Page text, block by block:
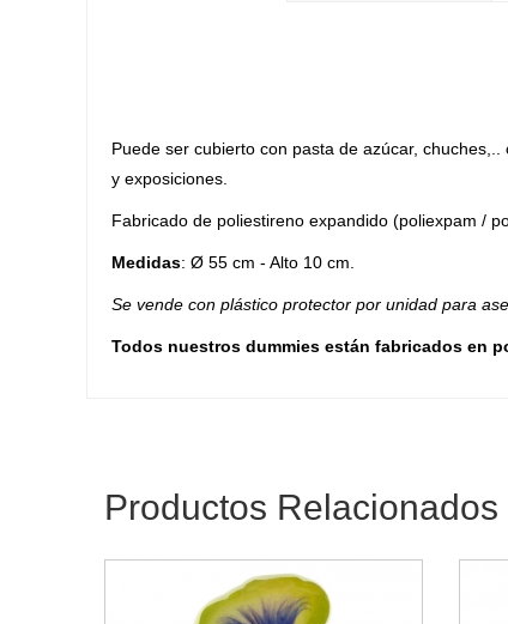
Puede ser cubierto con pasta de azúcar,
y exposiciones.
Fabricado de poliestireno expandido (poliexpam /
Medidas: Ø 55 cm - Alto 10 cm.
Se vende con plástico protector por unidad para
Todos nuestros dummies están fabricados en
Productos Relacionados